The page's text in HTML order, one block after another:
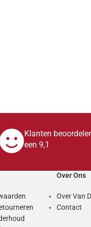
Klanten
een 9,1
Over Ons
Over Van
Contact